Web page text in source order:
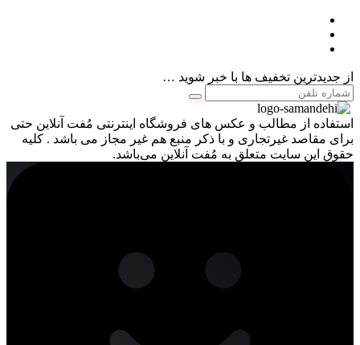
از جدیدترین تخفیف ها با خبر شوید …
استفاده از مطالب و عکس های فروشگاه اینترنتی مُفت آنلاین حتی
برای مقاصد غیرتجاری و با ذکر منبع هم غیر مجاز می باشد . کلیه
حقوق این سایت متعلق به مُفت آنلاین می‌باشد.